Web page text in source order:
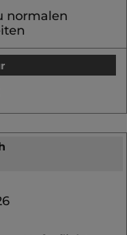
normalen